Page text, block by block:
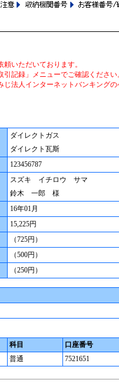
いただいております。
記録」メニューでご確認ください
じ法人インターネットバンキン
ダイレクトガス
ダイレクト瓦斯
123456787
スズキ イチロウ サマ
鈴木 一郎 様
16年01月
15,225円
（725円）
（500円）
（250円）
科目
口座番号
普通 7521651